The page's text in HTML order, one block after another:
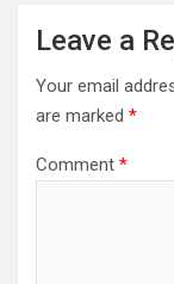
Leave a
Your email
are marked *
Comment *